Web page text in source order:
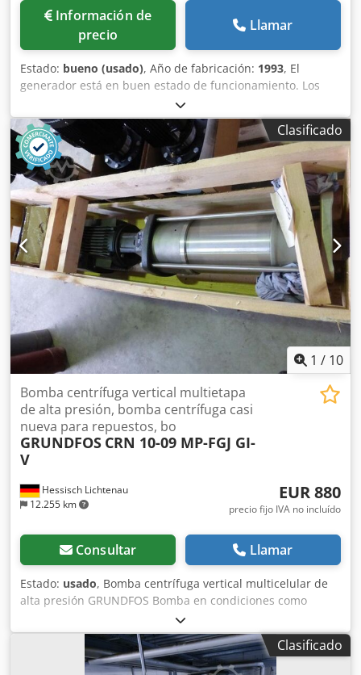
Información de
precio
Llamar
Estado: bueno (usado), Año de fabricación: 1993, El
generador está en buen estado de funcionamiento. Los
datos técnicos se muestran en la placa de la máquina.
Crodpfxoyh U Tqj Aicsf
Clasificado
1 / 10
Hessisch Lichtenau
12.255 km
Bomba centrífuga vertical multietapa
de alta presión, bomba centrífuga casi
nueva para repuestos, bo
GRUNDFOS CRN 10-09 MP-FGJ GI-
V
EUR 880
precio fijo IVA no incluído
Consultar Llamar
Estado: usado, Bomba centrífuga vertical multicelular de
alta presión GRUNDFOS Bomba en condiciones como
nuevas, aunque se ha desmontado una parte del
acoplamiento magnético. Modelo CRN 10-09 MP-FGJ GI-V
Año de fabricación: aproximadamente 2012 Caudal a 7,2
bar: máx. 10 m³/h Altura de elevación: máx. 91,8 metros
Clasificado